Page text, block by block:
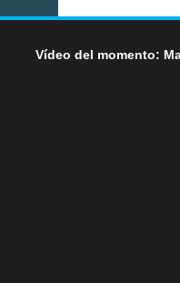
Vídeo del momento: